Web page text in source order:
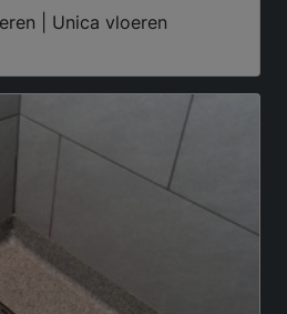
| Unica vloeren